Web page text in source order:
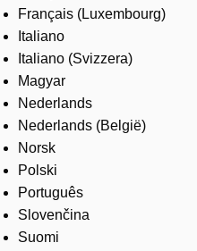
Français (Luxembourg)
Italiano
Italiano (Svizzera)
Magyar
Nederlands
Nederlands (België)
Norsk
Polski
Português
Slovenčina
Suomi